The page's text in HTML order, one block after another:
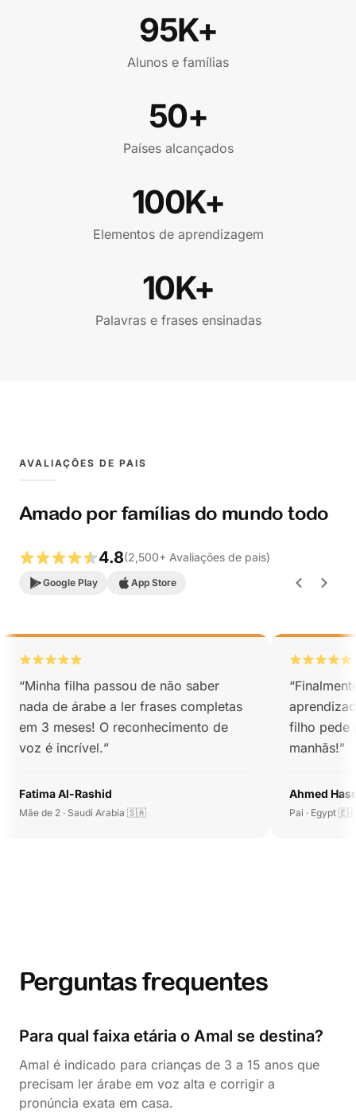
95K+
Alunos e famílias
50+
Países alcançados
100K+
Elementos de aprendizagem
10K+
Palavras e frases ensinadas
AVALIAÇÕES DE PAIS
Amado por famílias do mundo todo
4.8(2,500+ Avaliações de pais)
Google Play App Store
“Minha filha passou de não saber
nada de árabe a ler frases completas
em 3 meses! O reconhecimento de
voz é incrível.”
Fatima Al-Rashid
Mãe de 2 · Saudi Arabia 🇸🇦
“
filho pede
manhãs!”
Ahmed
Pai · Egypt
Perguntas frequentes
Para qual faixa etária o Amal se destina?
Amal é indicado para crianças de 3 a 15 anos que
precisam ler árabe em voz alta e corrigir a
pronúncia exata em casa.